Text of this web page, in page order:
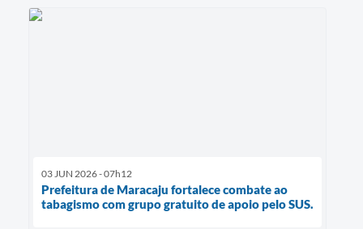
03 JUN 2026 - 07h12
Prefeitura de Maracaju fortalece combate ao
tabagismo com grupo gratuito de apoio pelo SUS.